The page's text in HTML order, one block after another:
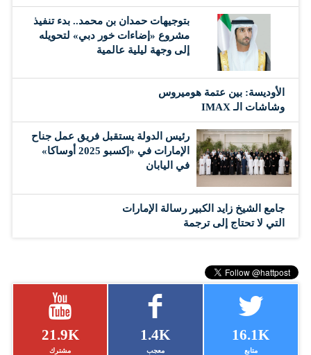
بتوجيهات حمدان بن محمد.. بدء تنفيذ
مشروع «إضاءات خور دبي» لتحويله
إلى وجهة ليلية عالمية
الأوديسة: بين عتمة هوميروس
وشاشات الـ IMAX
رئيس الدولة يستقبل فريق عمل جناح
الإمارات في «إكسبو 2025 أوساكا»
في اليابان
جامع الشيخ زايد الكبير رسالة الإمارات
التي لا تحتاج إلى ترجمة
21.9K
مشترك
1.4K
معجب
16.1K
متابع